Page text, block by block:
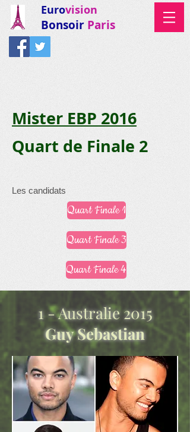
Eurovision
Bonsoir Paris
Mister EBP 2016
Quart de Finale 2
Les candidats
Quart Finale 1
Quart Finale 3
Quart Finale 4
1 - Australie 2015
Guy Sebastian